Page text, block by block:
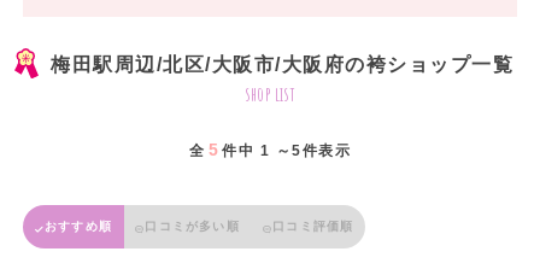
梅田駅周辺/北区/大阪市/大阪府の袴ショップ一覧
shop list
全 5 件中 1 ～5件表示
おすすめ順 口コミが多い順 口コミ評価順